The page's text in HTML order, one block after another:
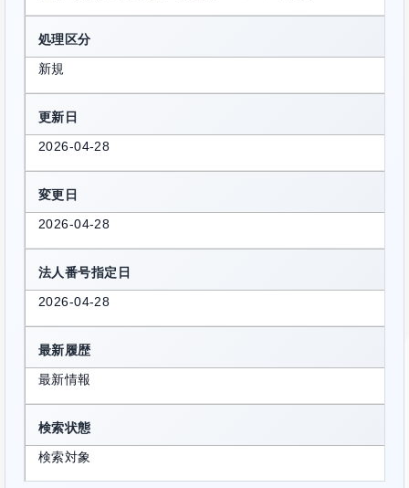
処理区分
新規
更新日
2026-04-28
変更日
2026-04-28
法人番号指定日
2026-04-28
最新履歴
最新情報
検索状態
検索対象